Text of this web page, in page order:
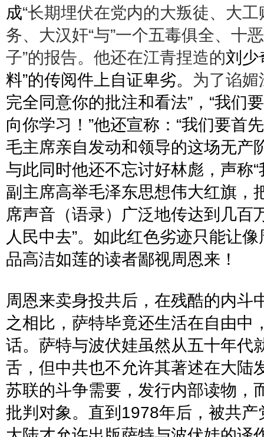
成“长期埋伏在党内的大叛徒、大
务、大汉奸“与”一个五毒俱全、十
子”的报告。他还在江青捏造的刘少
料”的传阅件上自证卑劣。 为了谄
完全同意你的批注和看法” ， “我们
向你学习！ ”他还宣称： “我们要首
毛主席亲自发动和领导的这场无产
与此同时他还不忘讨好林彪，声称“
副主席高举毛泽东思想伟大红旗，
席声音（语录）广泛地传达到几百
人民中去”。如此红色劣迹只能让
品高洁如莲的读者鄙视周恩来！
周恩来卖身投共后，在残酷的内斗
之相比，萨特毕竟还生活在自由中
话。萨特与波伏娃虽然从五十年代
舌，但中共也不允许其著述在大陆
苏联的斗争需要，发行内部读物，
批判对象。直到 1978年后，被共产